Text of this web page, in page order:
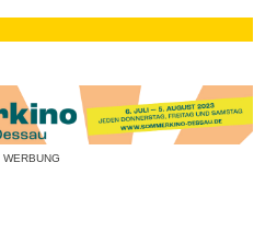
WERBUNG